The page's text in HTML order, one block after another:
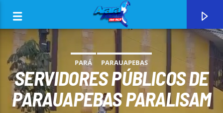
PARÁ PARAUAPEBAS
SERVIDORES PÚBLICOS DE
PARAUAPEBAS PARALISAM